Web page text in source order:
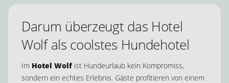
Darum überzeugt das Hotel
Wolf als coolstes Hundehotel
Im Hotel Wolf ist Hundeurlaub kein Kompromiss,
sondern ein echtes Erlebnis. Gäste profitieren von einem